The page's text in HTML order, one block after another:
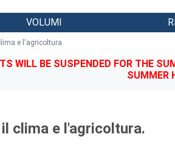
VOLUMI
e l'agricoltura.
WILL BE SUSPENDED FOR THE
SUMMER
il clima e l'agricoltura.